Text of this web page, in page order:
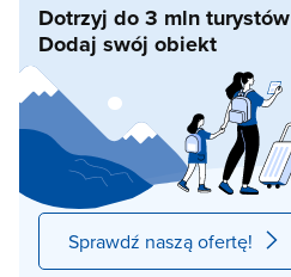
Dotrzyj do 3 mln turystów
Dodaj swój obiekt
Sprawdź naszą ofertę!